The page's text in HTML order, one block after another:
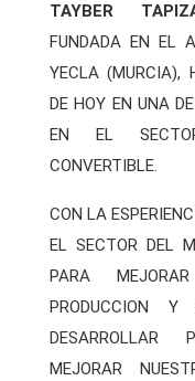
TAYBER
FUNDADA EN EL
YECLA (MURCIA),
DE HOY EN UNA
EN EL
CONVERTIBLE.
CON LA
EL SECTOR DEL
PARA
PRODUCCION
DESARROLLAR
MEJORAR